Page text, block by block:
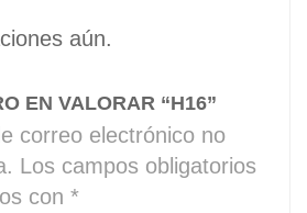
aún.
EN VALORAR “H16”
correo electrónico no
Los campos obligatorios
con *